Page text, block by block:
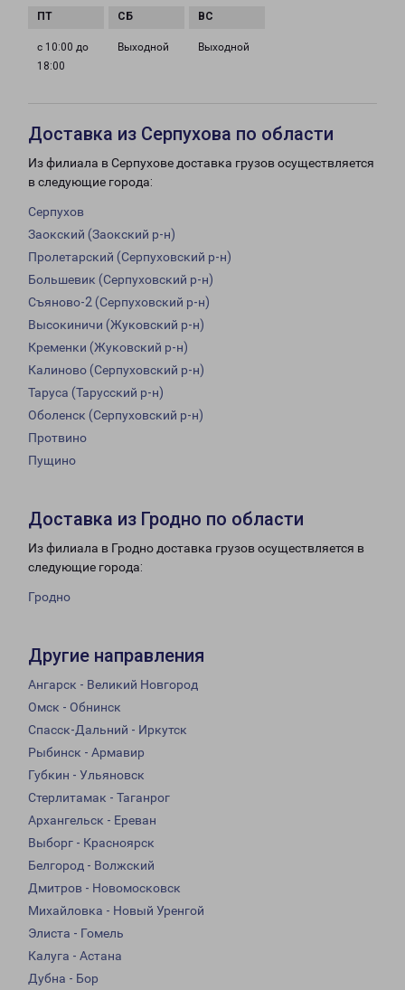
с 10:00 до
18:00
Выходной Выходной
Доставка из Серпухова по области
Из филиала в Серпухове доставка грузов осуществляется
в следующие города:
Серпухов
Заокский (Заокский р-н)
Пролетарский (Серпуховский р-н)
Большевик (Серпуховский р-н)
Съяново-2 (Серпуховский р-н)
Высокиничи (Жуковский р-н)
Кременки (Жуковский р-н)
Калиново (Серпуховский р-н)
Таруса (Тарусский р-н)
Оболенск (Серпуховский р-н)
Протвино
Пущино
Доставка из Гродно по области
Из филиала в Гродно доставка грузов осуществляется в
следующие города:
Гродно
Другие направления
Ангарск - Великий Новгород
Омск - Обнинск
Спасск-Дальний - Иркутск
Рыбинск - Армавир
Губкин - Ульяновск
Стерлитамак - Таганрог
Архангельск - Ереван
Выборг - Красноярск
Белгород - Волжский
Дмитров - Новомосковск
Михайловка - Новый Уренгой
Элиста - Гомель
Калуга - Астана
Дубна - Бор